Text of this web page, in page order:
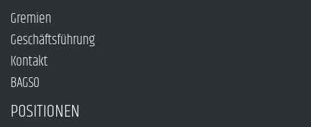
Gremien
Geschäftsführung
Kontakt
BAGSO
POSITIONEN